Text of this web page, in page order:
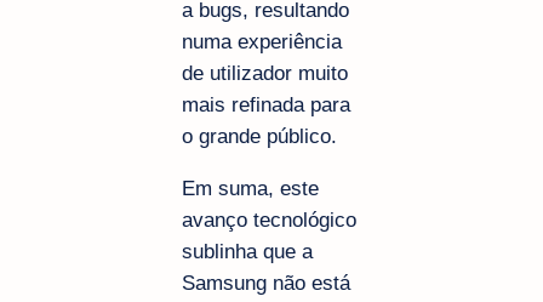
a bugs, resultando
numa experiência
de utilizador muito
mais refinada para
o grande público.
Em suma, este
avanço tecnológico
sublinha que a
Samsung não está